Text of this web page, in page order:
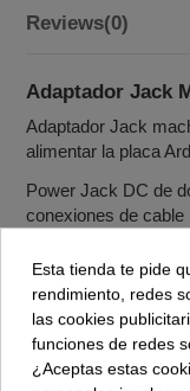
Reviews(0)
Adaptador Jack
Adaptador Jack
alimentar la placa
Power Jack DC de
conexiones de cable
Esta tienda te pide
rendimiento, redes
las cookies
funciones de redes
¿Aceptas estas